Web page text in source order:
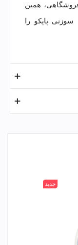
همین
نوک سوزنی پاپکو را
جدید